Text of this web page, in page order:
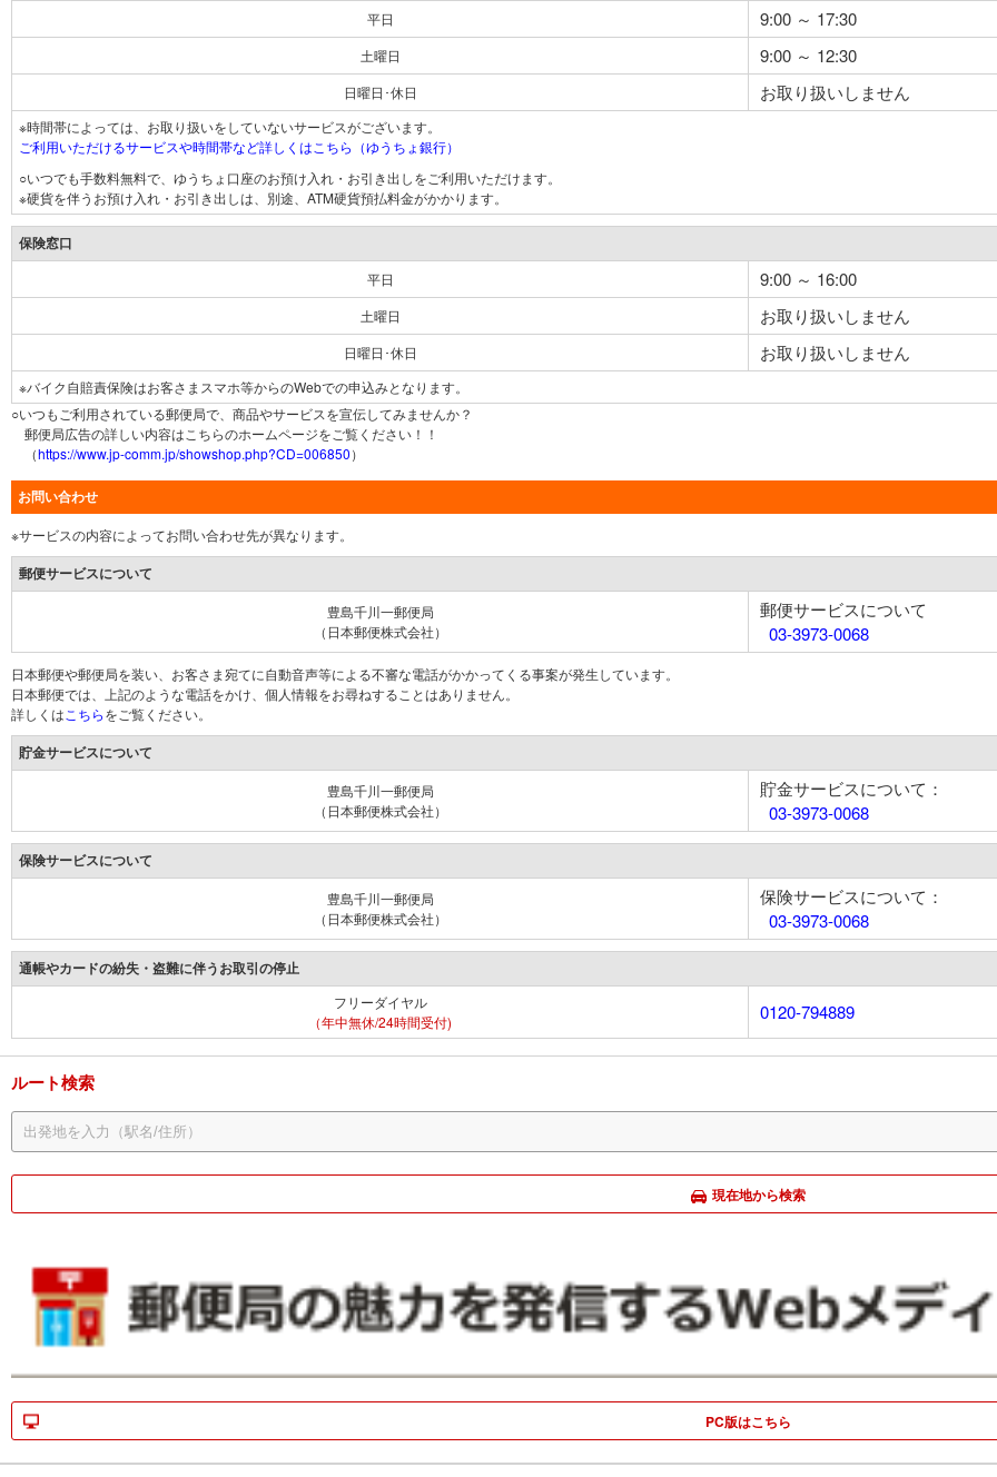
平日 9:00 ～ 17:30
土曜日 9:00 ～ 12:30
日曜日･休日 お取り扱いしません
※時間帯によっては、お取り扱いをしていないサービスがございます。
ご利用いただけるサービスや時間帯など詳しくはこちら（ゆうちょ銀行）
○いつでも手数料無料で、ゆうちょ口座のお預け入れ・お引き出しをご利用いただけます。
※硬貨を伴うお預け入れ・お引き出しは、別途、ATM硬貨預払料金がかかります。
保険窓口
平日 9:00 ～ 16:00
土曜日 お取り扱いしません
日曜日･休日 お取り扱いしません
※バイク自賠責保険はお客さまスマホ等からのWebでの申込みとなります。
○いつもご利用されている郵便局で、商品やサービスを宣伝してみませんか？
郵便局広告の詳しい内容はこちらのホームページをご覧ください！！
（https://www.jp-comm.jp/showshop.php?CD=006850）
お問い合わせ
※サービスの内容によってお問い合わせ先が異なります。
郵便サービスについて
豊島千川一郵便局
（日本郵便株式会社）
郵便サービスについて
03-3973-0068
日本郵便や郵便局を装い、お客さま宛てに自動音声等による不審な電話がかかってくる事案が発生しています。
日本郵便では、上記のような電話をかけ、個人情報をお尋ねすることはありません。
詳しくは こちらをご覧ください。
貯金サービスについて
豊島千川一郵便局
（日本郵便株式会社）
貯金サービスについて：
03-3973-0068
保険サービスについて
豊島千川一郵便局
（日本郵便株式会社）
保険サービスについて：
03-3973-0068
通帳やカードの紛失・盗難に伴うお取引の停止
フリーダイヤル
（年中無休/24時間受付)
0120-794889
ルート検索
現在地から検索
PC版はこちら